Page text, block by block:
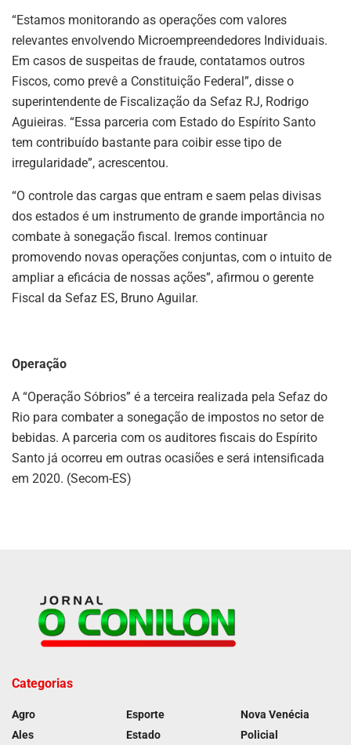
“Estamos monitorando as operações com valores
relevantes envolvendo Microempreendedores Individuais.
Em casos de suspeitas de fraude, contatamos outros
Fiscos, como prevê a Constituição Federal”, disse o
superintendente de Fiscalização da Sefaz RJ, Rodrigo
Aguieiras. “Essa parceria com Estado do Espírito Santo
tem contribuído bastante para coibir esse tipo de
irregularidade”, acrescentou.
“O controle das cargas que entram e saem pelas divisas
dos estados é um instrumento de grande importância no
combate à sonegação fiscal. Iremos continuar
promovendo novas operações conjuntas, com o intuito de
ampliar a eficácia de nossas ações”, afirmou o gerente
Fiscal da Sefaz ES, Bruno Aguilar.
Operação
A “Operação Sóbrios” é a terceira realizada pela Sefaz do
Rio para combater a sonegação de impostos no setor de
bebidas. A parceria com os auditores fiscais do Espírito
Santo já ocorreu em outras ocasiões e será intensificada
em 2020. (Secom-ES)
Categorias
Agro
Ales
Esporte
Estado
Nova Venécia
Policial